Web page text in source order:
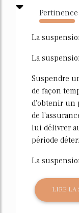
Pertinence
2164%
La
La
Suspendre
de façon
d'obtenir un
de
lui délivrer
période
La
LIRE LA